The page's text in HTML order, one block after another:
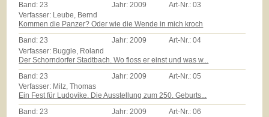
Band:23 Jahr:2009 Art-Nr.:03
Verfasser: Leube, Bernd
Kommen die Panzer? Oder wie die Wende in mich kroch
Band:23 Jahr:2009 Art-Nr.:04
Verfasser: Buggle, Roland
Der Schorndorfer Stadtbach. Wo floss er einst und was w...
Band:23 Jahr:2009 Art-Nr.:05
Verfasser: Milz, Thomas
Ein Fest für Ludovike. Die Ausstellung zum 250. Geburts...
Band:23 Jahr:2009 Art-Nr.:06